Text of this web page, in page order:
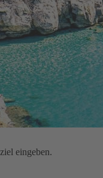
eingeben.